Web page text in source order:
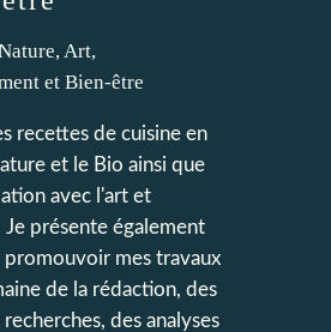
recettes de cuisine en
et le Bio ainsi que
avec l'art et
Je présente également
mes travaux
de la rédaction, des
des analyses